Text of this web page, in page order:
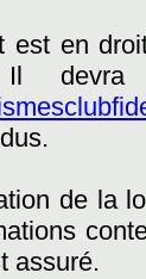
est en
Il
de la
assuré.